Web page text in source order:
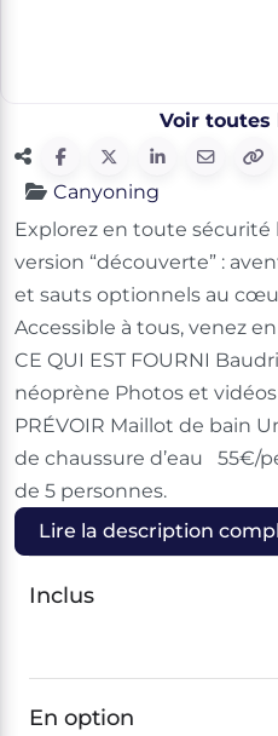
Voir toutes
Canyoning
Explorez en toute sécurité
version “découverte” :
et sauts optionnels au
Accessible à tous, venez
CE QUI EST FOURNI
néoprène Photos et vidéos
PRÉVOIR Maillot de bain
de chaussure d’eau 55€/
de 5 personnes.
Lire la description
Inclus
En option